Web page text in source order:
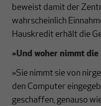
beweist damit der
wahrscheinlich
Hauskredit erhält die
»Und woher nimmt
»Sie nimmt sie von
den Computer
geschaffen, genauso